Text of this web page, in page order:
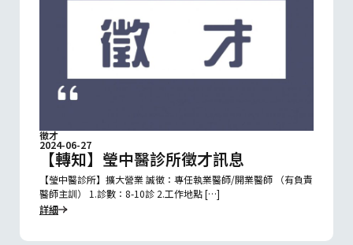
徵才
2024-06-27
【轉知】瑩中醫診所徵才訊息
【瑩中醫診所】擴大營業 誠徵：專任執業醫師/開業醫師 （有負責
醫師主訓） 1.診數：8-10診 2.工作地點 […]
詳細